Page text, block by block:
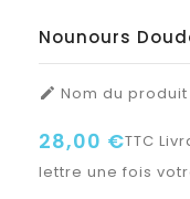
Nounours
 Nom du produit
28,00 €TTC
lettre une fois